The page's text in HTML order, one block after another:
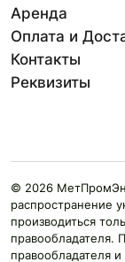
Аренда
Оплата и
Контакты
Реквизиты
© 2026
распространение
производиться
правообладателя.
правообладателя